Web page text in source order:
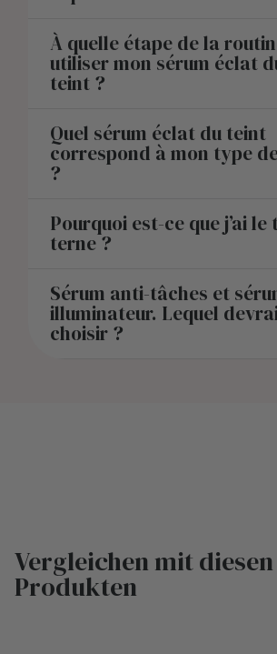
À quelle étape de la
utiliser mon sérum éclat
teint ?
Quel sérum éclat du teint
correspond à mon type
?
Pourquoi est-ce que j’ai le
terne ?
Sérum anti-tâches et
illuminateur. Lequel
choisir ?
Vergleichen mit diesen
Produkten